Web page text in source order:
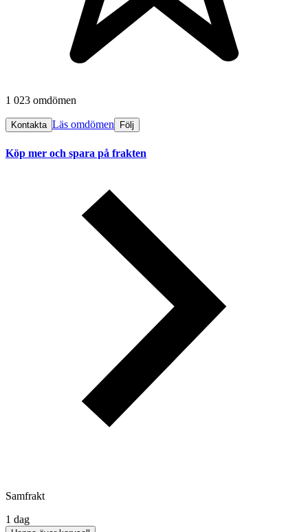
1 023 omdömen
Kontakta Läs omdömen Följ
Köp mer och spara på frakten
Samfrakt
1 dag